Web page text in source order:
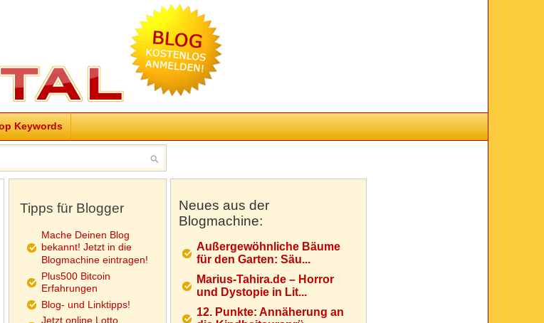
Keywords
Neues aus der
Blogmachine:
Außergewöhnliche Bäume
für den Garten: Säu...
Marius-Tahira.de – Horror
und Dystopie in Lit...
12. Punkte: Annäherung an
Tipps für Blogger
Mache Deinen Blog
bekannt! Jetzt in die
Blogmachine eintragen!
Plus500 Bitcoin
Erfahrungen
Blog- und Linktipps!
Jetzt online Lotto